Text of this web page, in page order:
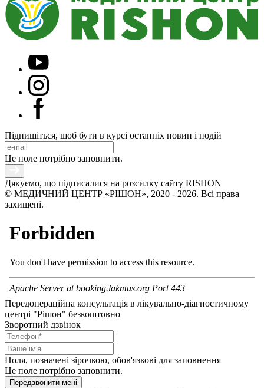
Підпишіться, щоб бути в курсі останніх новин і подій
Це поле потрібно заповнити.
Дякуємо, що підписалися на розсилку сайту RISHON
© МЕДИЧНИЙ ЦЕНТР «РІШОН», 2020 - 2026. Всі права
захищені.
Передопераційна консультація в лікувально-діагностичному
центрі "Рішон" безкоштовно
Зворотний дзвінок
Поля, позначені зірочкою, обов'язкові для заповнення
Це поле потрібно заповнити.
Передзвонити мені